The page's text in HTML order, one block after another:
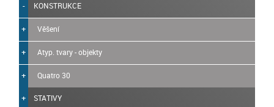
KONSTRUKCE
Věšení
Atyp. tvary - objekty
Quatro 30
STATIVY